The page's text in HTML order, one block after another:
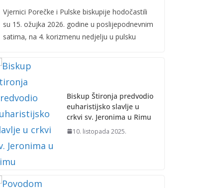
Vjernici Porečke i Pulske biskupije hodočastili
su 15. ožujka 2026. godine u poslijepodnevnim
satima, na 4. korizmenu nedjelju u pulsku
Biskup Štironja predvodio
euharistijsko slavlje u
crkvi sv. Jeronima u Rimu
10. listopada 2025.